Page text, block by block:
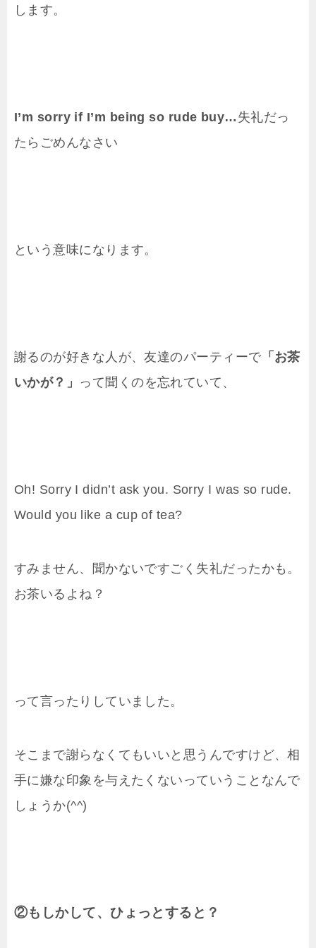
します。
I’m sorry if I’m being so rude buy… 失礼だっ
たらごめんなさい
という意味になります。
謝るのが好きな人が、友達のパーティーで「お茶
いかが？」 って聞くのを忘れていて、
Oh! Sorry I didn’t ask you. Sorry I was so rude.
Would you like a cup of tea?
すみません、聞かないですごく失礼だったかも。
お茶いるよね？
って言ったりしていました。
そこまで謝らなくてもいいと思うんですけど、相
手に嫌な印象を与えたくないっていうことなんで
しょうか(^^)
②もしかして、ひょっとすると？